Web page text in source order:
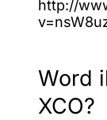
http://
Word
XCO?